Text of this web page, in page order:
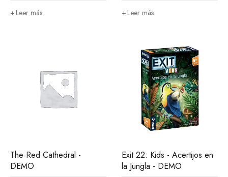
Leer más Leer más
The Red Cathedral -
DEMO
Exit 22: Kids - Acertijos en
la Jungla - DEMO